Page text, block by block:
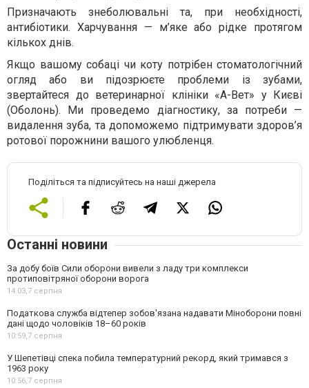
Призначають знеболювальні та, при необхідності,
антибіотики. Харчування — м’яке або рідке протягом
кількох днів.
Якщо вашому собаці чи коту потрібен стоматологічний
огляд або ви підозрюєте проблеми із зубами,
звертайтеся до ветеринарної клініки «А-Вет» у Києві
(Оболонь). Ми проведемо діагностику, за потреби —
видалення зуба, та допоможемо підтримувати здоров’я
ротової порожнини вашого улюбленця.
Поділіться та підписуйтесь на наші джерела
Останні новини
За добу боїв Сили оборони вивели з ладу три комплекси
протиповітряної оборони ворога
14:03,7 серпня
Податкова служба відтепер зобов'язана надавати Міноборони повні
дані щодо чоловіків 18–60 років
10:59,7 серпня
У Шепетівці спека побила температурний рекорд, який тримався з
1963 року
10:56,7 серпня